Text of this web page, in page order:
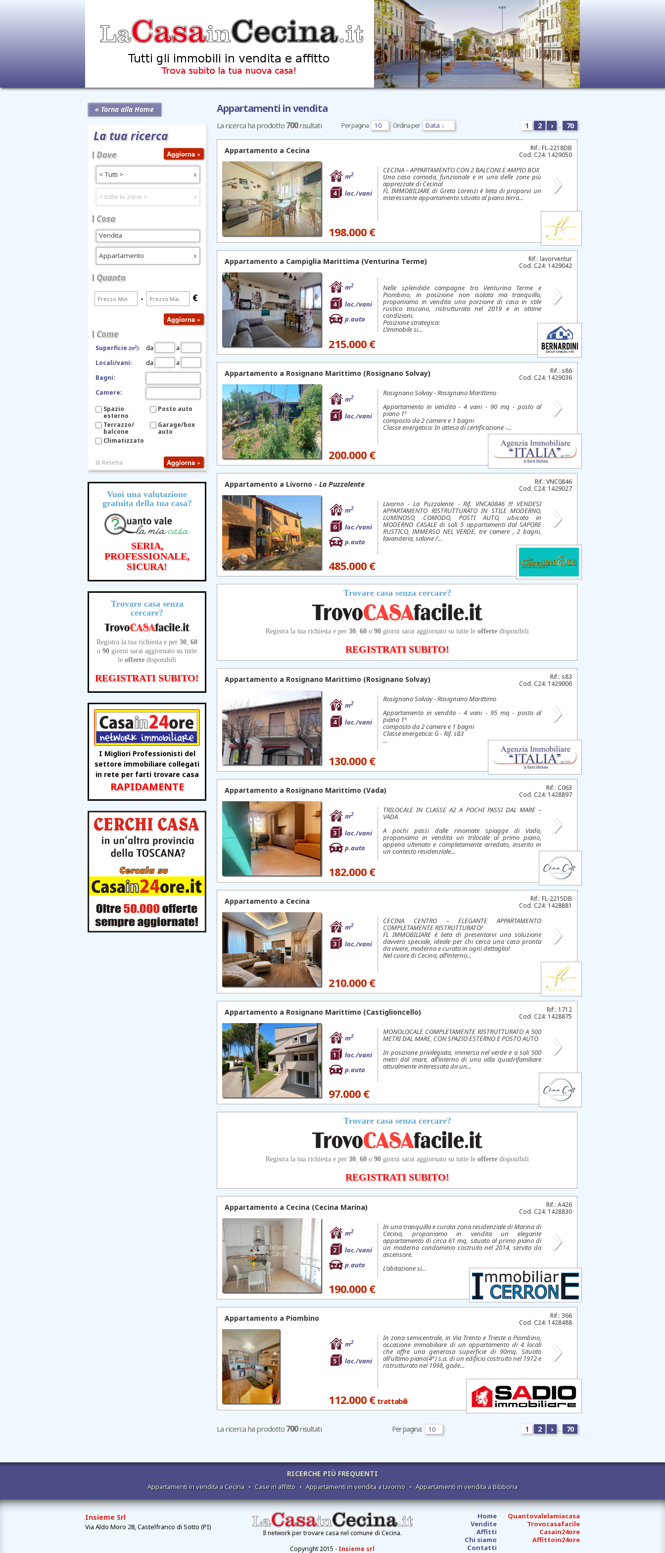
« Torna alla Home
La tua ricerca
Dove
< Tutti >
< tutte le zone >
Cosa
Appartamento
Quanto
- €
Come
Superficie (m2): da
a
Locali/vani:
da
a
Bagni:
Camere:
Spazio
esterno
Posto auto
Terrazzo/
balcone
Garage/box
auto
Climatizzato
☒ Resetta
Vuoi una valutazione
gratuitadella tua casa?
SERIA,
PROFESSIONALE,
SICURA!
Trovare casa senza
cercare?
Registra la tua richiesta e per 30, 60
o 90 giorni sarai aggiornato su tutte
le offerte disponibili
REGISTRATI SUBITO!
I Migliori Professionisti del
settore immobiliare collegati
in rete per farti trovare casa
RAPIDAMENTE
Appartamenti in vendita
La ricerca ha prodotto 700risultati 1 2 › ... 70
Per pagina Ordina per
Rif.: FL-2218DB
Cod. C24: 1429050
Appartamento a Cecina
96 m2
4 loc./vani
CECINA – APPARTAMENTO CON 2 BALCONI E AMPIO BOX
Una casa comoda, funzionale e in una delle zone più
apprezzate di Cecina!
FL IMMOBILIARE di Greta Lorenzi è lieta di proporvi un
interessante appartamento situato al piano terra... ›
198.000 €
Rif.: lavorventur
Cod. C24: 1429042
Appartamento a Campiglia Marittima (Venturina Terme)
90 m2
4
loc./vani
4
p.auto
Nelle splendide campagne tra Venturina Terme e
Piombino, in posizione non isolata ma tranquilla,
proponiamo in vendita una porzione di casa in stile
rustico toscano, ristrutturata nel 2019 e in ottime
condizioni.
Posizione strategica:
L’immobile si...
›
215.000 €
Rif.: s86
Cod. C24: 1429036
Appartamento a Rosignano Marittimo (Rosignano Solvay)
90 m2
4 loc./vani
Rosignano Solvay - Rosignano Marittimo
Appartamento in vendita - 4 vani - 90 mq - posto al
piano 1°
composto da 2 camere e 1 bagni
Classe energetica: In attesa di certificazione -... ›
200.000 €
Rif.: VNC0846
Cod. C24: 1429027
Appartamento a Livorno - La Puzzolente
160 m2
6
loc./vani
4
p.auto
Livorno - La Puzzolente - Rif. VNCA0846 !!! VENDESI
APPARTAMENTO RISTRUTTURATO IN STILE MODERNO,
LUMINOSO, COMODO, POSTI AUTO, ubicato in
MODERNO CASALE di soli 5 appartamenti dal SAPORE
RUSTICO, IMMERSO NEL VERDE, tre camere , 2 bagni,
lavanderia, salone /... ›
485.000 €
Trovare casa senza cercare?
Registra la tua richiesta e per 30, 60o 90giorni sarai aggiornato su tutte le offertedisponibili
REGISTRATI SUBITO!
Rif.: s83
Cod. C24: 1429006
Appartamento a Rosignano Marittimo (Rosignano Solvay)
95 m2
4 loc./vani
Rosignano Solvay - Rosignano Marittimo
Appartamento in vendita - 4 vani - 95 mq - posto al
piano 1°
composto da 2 camere e 1 bagni
Classe energetica: G - Rif. s83
...
›
130.000 €
Rif.: C063
Cod. C24: 1428897
Appartamento a Rosignano Marittimo (Vada)
70 m2
3
loc./vani
1
p.auto
TRILOCALE IN CLASSE A2 A POCHI PASSI DAL MARE –
VADA
A pochi passi dalle rinomate spiagge di Vada,
proponiamo in vendita un trilocale al primo piano,
appena ultimato e completamente arredato, inserito in
un contesto residenziale...
›
182.000 €
Rif.: FL-2215DB
Cod. C24: 1428881
Appartamento a Cecina
72 m2
3 loc./vani
CECINA CENTRO – ELEGANTE APPARTAMENTO
COMPLETAMENTE RISTRUTTURATO!
FL IMMOBILIARE è lieta di presentarvi una soluzione
davvero speciale, ideale per chi cerca una casa pronta
da vivere, moderna e curata in ogni dettaglio!
Nel cuore di Cecina, all’interno... ›
210.000 €
Rif.: 1712
Cod. C24: 1428875
Appartamento a Rosignano Marittimo (Castiglioncello)
35 m2
1
loc./vani
1
p.auto
MONOLOCALE COMPLETAMENTE RISTRUTTURATO A 500
METRI DAL MARE, CON SPAZIO ESTERNO E POSTO AUTO
In posizione privilegiata, immersa nel verde e a soli 500
metri dal mare, all’interno di una villa quadrifamiliare
attualmente interessata da un... ›
97.000 €
Trovare casa senza cercare?
Registra la tua richiesta e per 30, 60o 90giorni sarai aggiornato su tutte le offertedisponibili
REGISTRATI SUBITO!
Rif.: A426
Cod. C24: 1428830
Appartamento a Cecina (Cecina Marina)
61 m2
2
loc./vani
2
p.auto
In una tranquilla e curata zona residenziale di Marina di
Cecina, proponiamo in vendita un elegante
appartamento di circa 61 mq, situato al primo piano di
un moderno condominio costruito nel 2014, servito da
ascensore.
L'abitazione si...
›
190.000 €
Rif.: 366
Cod. C24: 1428488
Appartamento a Piombino
90 m2
5 loc./vani
In zona semicentrale, in Via Trento e Trieste a Piombino,
occasione immobiliare di un appartamento di 4 locali
che offre una generosa superficie di 90mq. Situato
all'ultimo piano(4°) s.a. di un edificio costruito nel 1972 e
ristrutturato nel 1998, gode... ›
112.000 € trattabili
La ricerca ha prodotto 700risultati 1 2 › ... 70
Per pagina:
RICERCHE PIÙ FREQUENTI
Appartamenti in vendita a Cecina • Case in affitto • Appartamenti in vendita a Livorno • Appartamenti in vendita a Bibbona
Insieme Srl
Via Aldo Moro 28, Castelfranco di Sotto (PI)
Il network per trovare casa nel comune di Cecina.
Copyright 2015 - Insieme srl
Home
Vendite
Affitti
Chi siamo
Contatti
Quantovalelamiacasa
Trovocasafacile
Casain24ore
Affittoin24ore